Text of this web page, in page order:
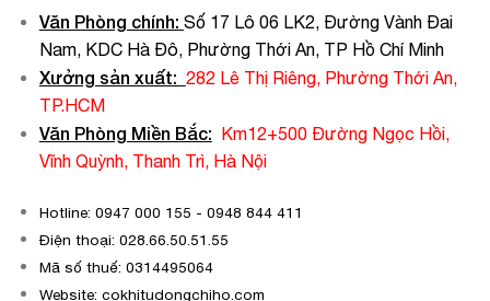
Văn Phòng chính: Số 17 Lô 06 LK2, Đường Vành Đai
Nam, KDC Hà Đô, Phường Thới An, TP Hồ Chí Minh
Xưởng sản xuất: 282 Lê Thị Riêng, Phường Thới An,
TP.HCM
Văn Phòng Miền Bắc: Km12+500 Đường Ngọc Hồi,
Vĩnh Quỳnh, Thanh Trì, Hà Nội
Hotline: 0947 000 155 - 0948 844 411
Điện thoại: 028.66.50.51.55
Mã số thuế: 0314495064
Website: cokhitudongchiho.com